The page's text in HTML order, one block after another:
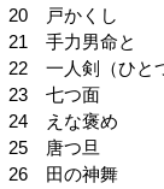
20 戸かくし
21 手力男命と
22 一人剣（ひと
23 七つ面
24 えな褒め
25 唐つ旦
26 田の神舞